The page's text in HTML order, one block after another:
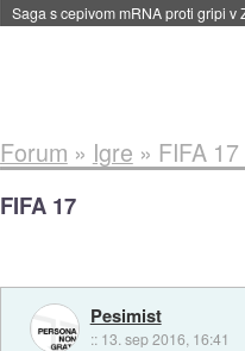
Saga s cepivom mRNA proti gripi v
Forum » Igre » FIFA 17
FIFA 17
Pesimist
:: 13. sep 2016, 16:41